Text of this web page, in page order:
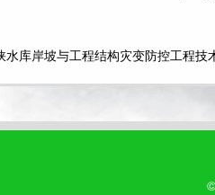
水库岸坡与工程结构灾变防控工程